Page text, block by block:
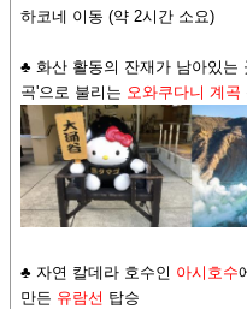
하코네 이동 (약 2시간 소요)
♣ 화산 활동의 잔재가 남아있는
곡'으로 불리는 오와쿠다니 계곡
♣ 자연 칼데라 호수인 아시호수
만든 유람선 탑승